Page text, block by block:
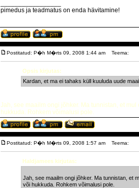
pimedus ja teadmatus on enda hävitamine!
Postitatud: P�h M�rts 09, 2008 1:44 am Teema:
Opsis kirjutas:
Kardan, et ma ei tahaks küll kuuluda uude
Jah, see maailm ongi jõhker. Ma tunnistan, et
hukkuda. Rohkem võimalusi pole.
Postitatud: P�h M�rts 09, 2008 1:57 am Teema:
Haldjamees kirjutas:
Jah, see maailm ongi jõhker. Ma tunnistan, et
või hukkuda. Rohkem võimalusi pole.